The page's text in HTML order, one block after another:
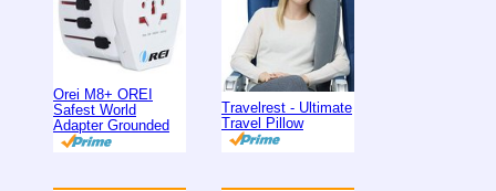
Orei M8+ OREI
Safest World
Adapter Grounded
Travelrest - Ultimate
Travel Pillow